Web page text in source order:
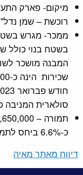
מיקום- פארק
רוכשת – שמן
המבנה מושכר
סולארית המניבה כ – 100
כ-6.6% ביחס לתמורה.
דיווח מאתר מאיה